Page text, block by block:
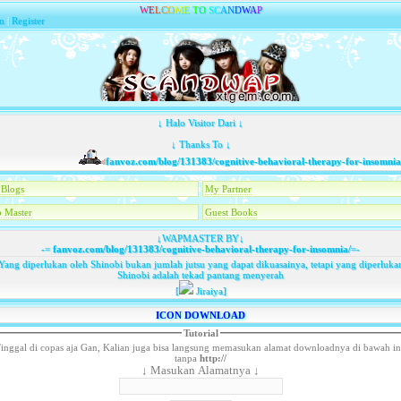
WELCOME TO SCANDWAP
|Register
↓ Halo Visitor Dari ↓
↓ Thanks To ↓
fanvoz.com/blog/131383/cognitive-behavioral-therapy-for-insomnia/
My Partner
Master Guest Books
↓WAPMASTER BY↓
-=fanvoz.com/blog/131383/cognitive-behavioral-therapy-for-insomnia/=-
diperlukan oleh Shinobi bukan jumlah jutsu yang dapat dikuasainya, tetapi yang
Shinobi adalah tekad pantang menyerah
[
Jiraiya]
ICON DOWNLOAD
Tutorial
di copas aja Gan, Kalian juga bisa langsung memasukan alamat downloadnya di bawah
tanpa http://
↓ Masukan Alamatnya ↓